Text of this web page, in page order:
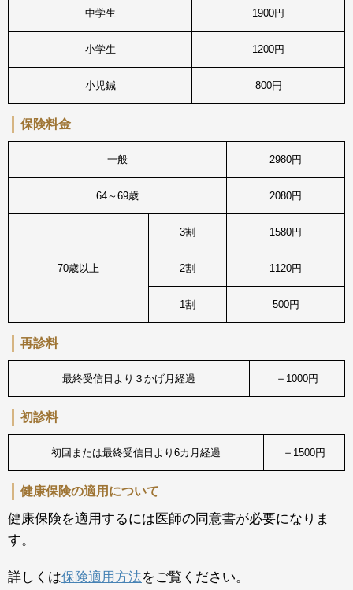
中学生 1900円
小学生 1200円
小児鍼 800円
保険料金
一般 2980円
64～69歳 2080円
70歳以上
3割 1580円
2割 1120円
1割 500円
再診料
最終受信日より３かげ月経過 ＋1000円
初診料
初回または最終受信日より6カ月経過 ＋1500円
健康保険の適用について
健康保険を適用するには医師の同意書が必要になりま
す。
詳しくは保険適用方法をご覧ください。